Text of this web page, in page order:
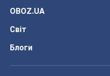
OBOZ.UA
Світ
Блоги